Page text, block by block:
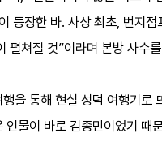
등장한 바. 사상 최초, 번지
펼쳐질 것”이라며 본방 사수
을 통해 현실 성덕 여행기로
인물이 바로 김종민이었기 때